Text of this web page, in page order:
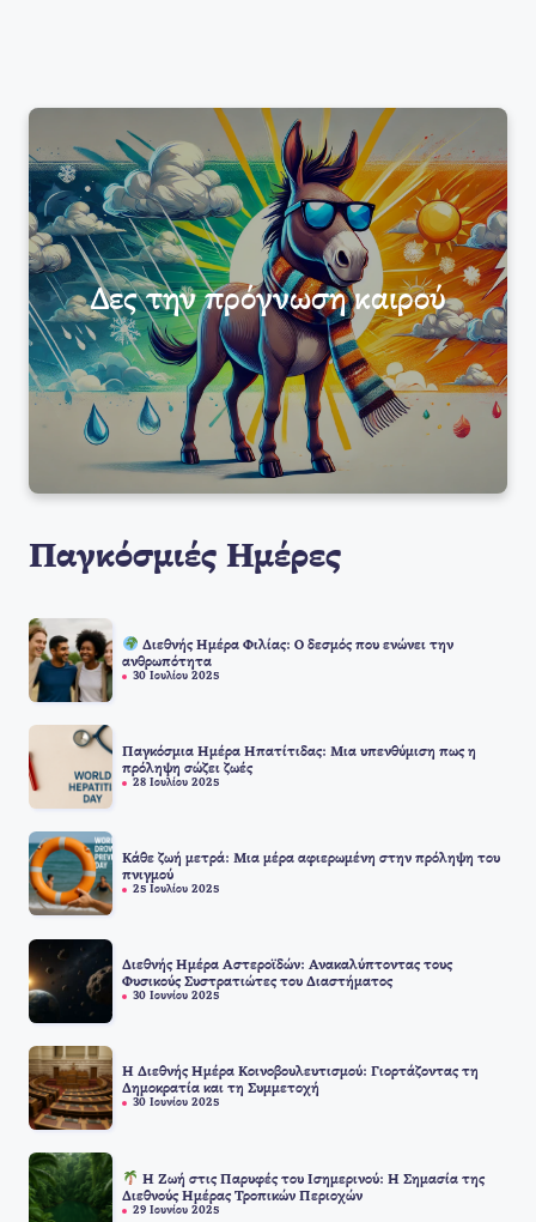
Δες την πρόγνωση καιρού
Παγκόσμιές Ημέρες
Διεθνής Ημέρα Φιλίας: Ο δεσμός που ενώνει την
ανθρωπότητα
30 Ιουλίου 2025
Παγκόσμια Ημέρα Ηπατίτιδας: Μια υπενθύμιση πως η
πρόληψη σώζει ζωές
28 Ιουλίου 2025
Κάθε ζωή μετρά: Μια μέρα αφιερωμένη στην πρόληψη του
πνιγμού
25 Ιουλίου 2025
Διεθνής Ημέρα Αστεροϊδών: Ανακαλύπτοντας τους
Φυσικούς Συστρατιώτες του Διαστήματος
30 Ιουνίου 2025
Η Διεθνής Ημέρα Κοινοβουλευτισμού: Γιορτάζοντας τη
Δημοκρατία και τη Συμμετοχή
30 Ιουνίου 2025
Η Ζωή στις Παρυφές του Ισημερινού: Η Σημασία της
Διεθνούς Ημέρας Τροπικών Περιοχών
29 Ιουνίου 2025